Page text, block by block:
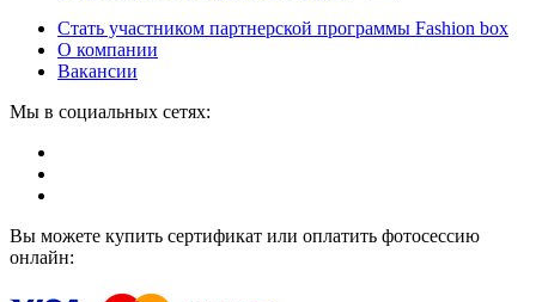
Стать участником партнерской программы Fashion box
О компании
Вакансии
Мы в социальных сетях:
Вы можете купить сертификат или оплатить фотосессию
онлайн: